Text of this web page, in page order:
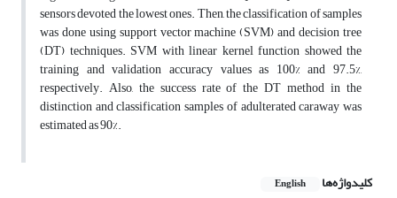
sensors devoted the lowest ones. Then, the classification of samples
was done using support vector machine (SVM) and decision tree
(DT) techniques. SVM with linear kernel function showed the
training and validation accuracy values as 100% and 97.5%,
respectively. Also, the success rate of the DT method in the
distinction and classification samples of adulterated caraway was
estimated as 90%.
کلیدواژه‌ها English